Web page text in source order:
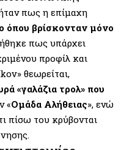
πως η επίμαχη
όπου βρίσκονταν μόνο
πως υπάρχει
προφίλ και
θεωρείται,
«γαλάζια τρολ» που
«Ομάδα Αλήθειας», ενώ
πίσω του κρύβονται